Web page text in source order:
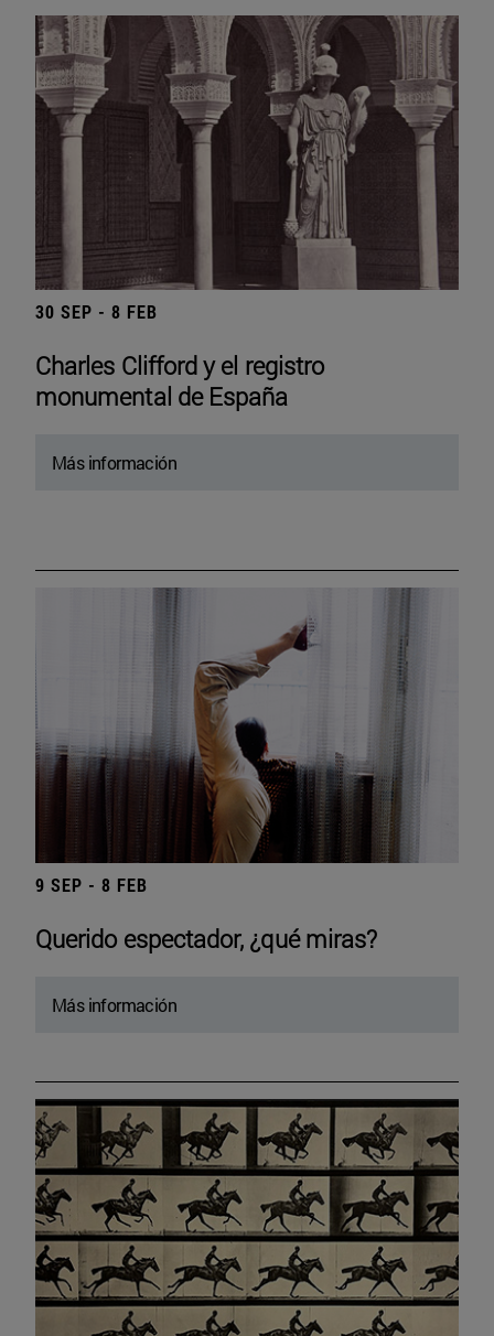
30 SEP - 8 FEB
Charles Clifford y el registro
monumental de España
Más información
9 SEP - 8 FEB
Querido espectador, ¿qué miras?
Más información